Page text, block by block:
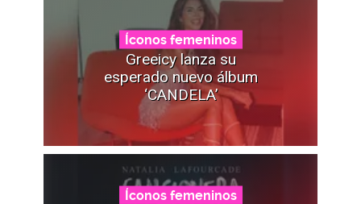
Íconos femeninos
Greeicy lanza su
esperado nuevo álbum
‘CANDELA’
Íconos femeninos